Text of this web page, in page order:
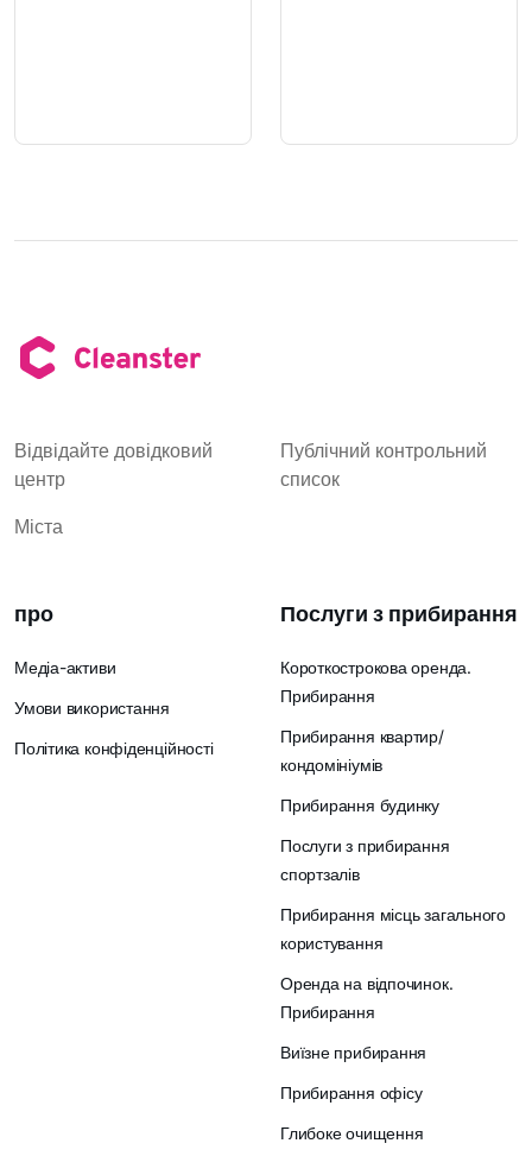
Відвідайте довідковий
центр
Публічний контрольний
список
Міста
про
Медіа-активи
Умови використання
Політика конфіденційності
Послуги з прибирання
Короткострокова оренда.
Прибирання
Прибирання квартир/
кондомініумів
Прибирання будинку
Послуги з прибирання
спортзалів
Прибирання місць загального
користування
Оренда на відпочинок.
Прибирання
Виїзне прибирання
Прибирання офісу
Глибоке очищення